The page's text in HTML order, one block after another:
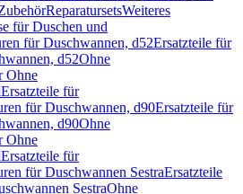
ReparatursetsWeiteres
für Duschen und
für Duschwannen, d52Ersatzteile für
d52Ohne
Ohne
Ersatzteile für
für Duschwannen, d90Ersatzteile für
d90Ohne
Ohne
Ersatzteile für
für Duschwannen SestraErsatzteile
SestraOhne